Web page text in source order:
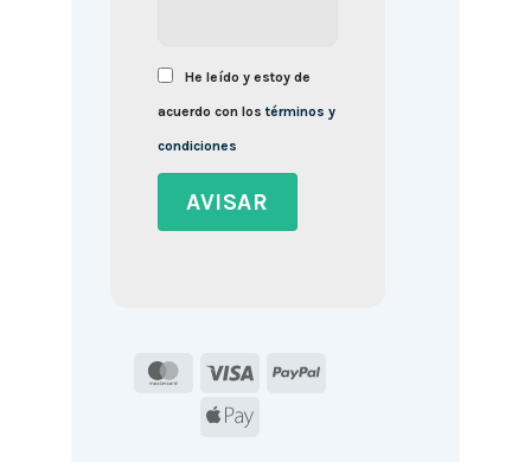
He leído y estoy de
acuerdo con lostérminos y
condiciones
MasterCard
Visa
PayPal
Apple